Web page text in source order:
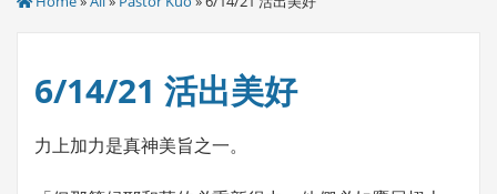
6/14/21 活出美好
力上加力是真神美旨之一。